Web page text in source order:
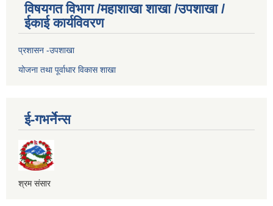
विषयगत विभाग /महाशाखा शाखा /उपशाखा /
ईकाई कार्यविवरण
प्रशासन -उपशाखा
योजना तथा पूर्वाधार विकास शाखा
ई-गभर्नेन्स
श्रम संसार